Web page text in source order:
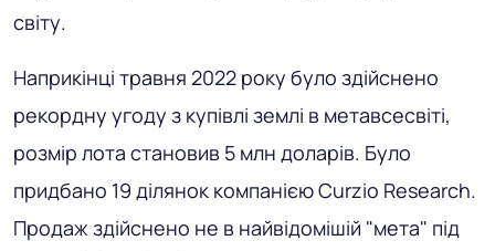
світу.
Наприкінці травня 2022 року було здійснено
рекордну угоду з купівлі землі в метавсесвіті,
розмір лота становив 5 млн доларів. Було
придбано 19 ділянок компанією Curzio Research.
Продаж здійснено не в найвідомішій "мета" під